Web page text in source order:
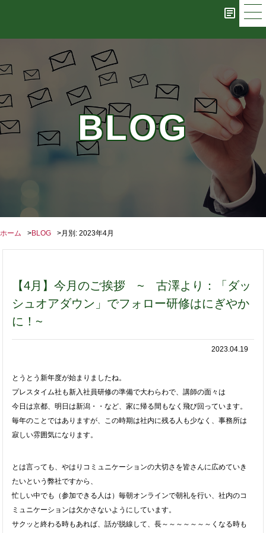
BLOG
ホーム BLOG 月別: 2023年4月
【4月】今月のご挨拶 ~ 古澤より：「ダッ
シュオアダウン」でフォロー研修はにぎやか
に！~
2023.04.19
とうとう新年度が始まりましたね。
プレスタイム社も新入社員研修の準備で大わらわで、講師の面々は
今日は京都、明日は新潟・・など、家に帰る間もなく飛び回っています。
毎年のことではありますが、この時期は社内に残る人も少なく、事務所は
寂しい雰囲気になります。
とは言っても、やはりコミュニケーションの大切さを皆さんに広めていき
たいという弊社ですから、
忙しい中でも（参加できる人は）毎朝オンラインで朝礼を行い、社内のコ
ミュニケーションは欠かさないようにしています。
サクッと終わる時もあれば、話が脱線して、長～～～～～～～くなる時も